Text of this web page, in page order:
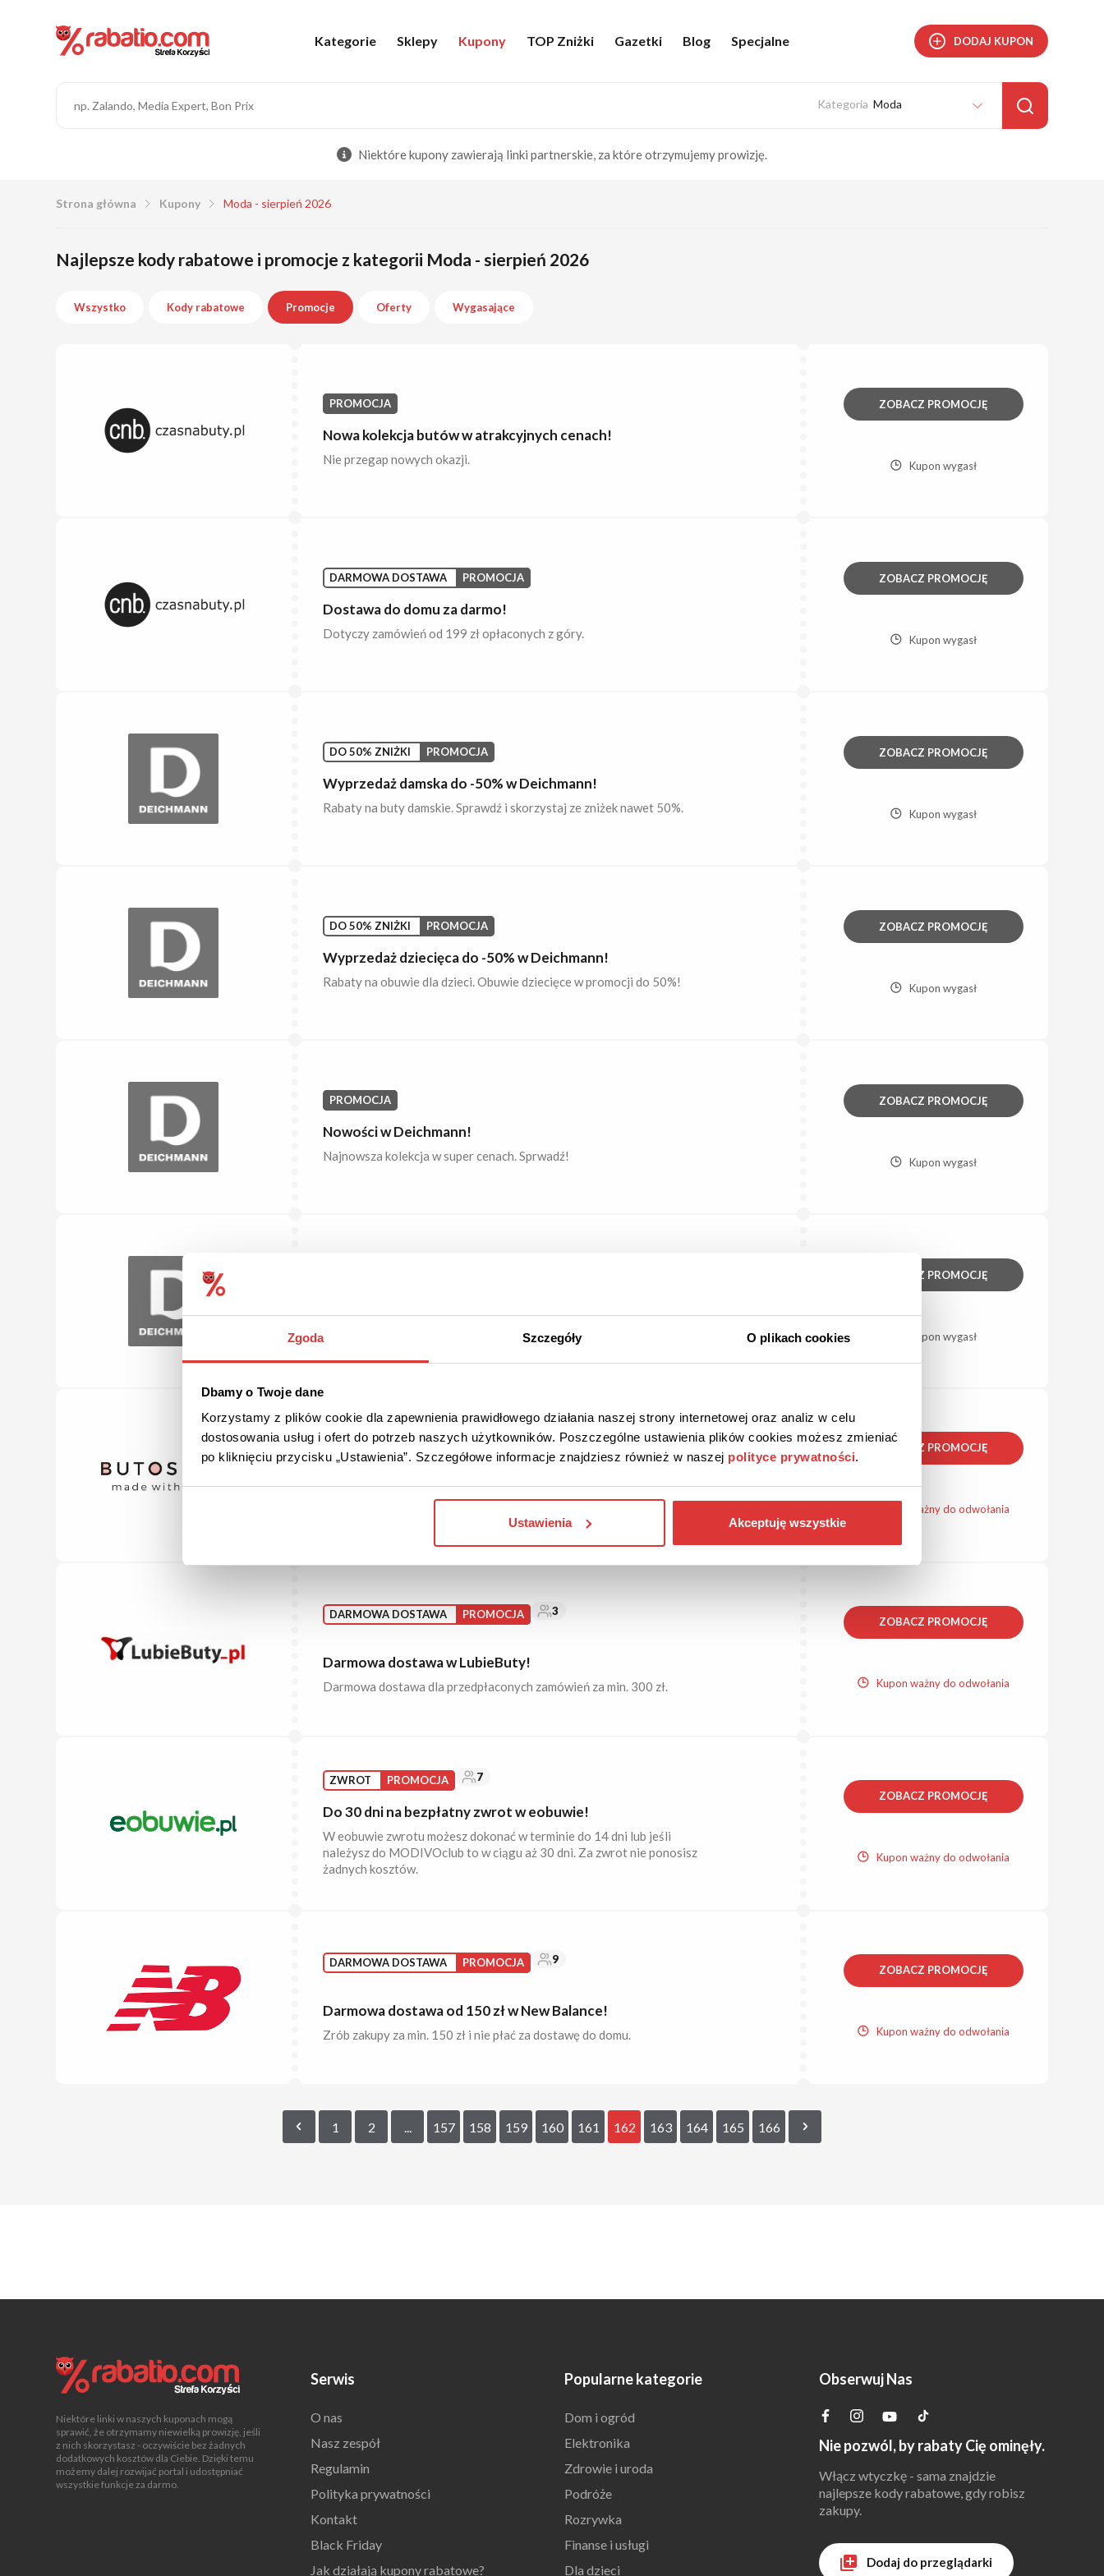
Zgoda Szczegóły O plikach cookies
Dbamy o Twoje dane
Korzystamy z plików cookie dla zapewnienia prawidłowego działania naszej strony internetowej oraz analiz w celu
dostosowania usług i ofert do potrzeb naszych użytkowników. Poszczególne ustawienia plików cookies możesz zmieniać
po kliknięciu przycisku „Ustawienia”. Szczegółowe informacje znajdziesz również w naszej polityce prywatności.
Ustawienia Akceptuję wszystkie
Kategorie Sklepy Kupony TOP Zniżki Gazetki Blog Specjalne DODAJ KUPON
Moda
Niektóre kupony zawierają linki partnerskie, za które otrzymujemy prowizję.
Strona główna Kupony Moda - sierpień 2026
Najlepsze kody rabatowe i promocje z kategorii Moda - sierpień 2026
Wszystko Kody rabatowe Promocje Oferty Wygasające
PROMOCJA
Nowa kolekcja butów w atrakcyjnych cenach!
Nie przegap nowych okazji.
ZOBACZ PROMOCJĘ
Kupon wygasł
DARMOWA DOSTAWA PROMOCJA
Dostawa do domu za darmo!
Dotyczy zamówień od 199 zł opłaconych z góry.
ZOBACZ PROMOCJĘ
Kupon wygasł
DO 50% ZNIŻKI PROMOCJA
Wyprzedaż damska do -50% w Deichmann!
Rabaty na buty damskie. Sprawdź i skorzystaj ze zniżek nawet 50%.
ZOBACZ PROMOCJĘ
Kupon wygasł
DO 50% ZNIŻKI PROMOCJA
Wyprzedaż dziecięca do -50% w Deichmann!
Rabaty na obuwie dla dzieci. Obuwie dziecięce w promocji do 50%!
ZOBACZ PROMOCJĘ
Kupon wygasł
PROMOCJA
Nowości w Deichmann!
Najnowsza kolekcja w super cenach. Sprwadź!
ZOBACZ PROMOCJĘ
Kupon wygasł
ZOBACZ PROMOCJĘ
Kupon wygasł
DARMOWA DOSTAWA PROMOCJA 3
Dostawa do domu za darmo w Butosklep!
ZOBACZ PROMOCJĘ
Kupon ważny do odwołania
DARMOWA DOSTAWA PROMOCJA 3
Darmowa dostawa w LubieButy!
Darmowa dostawa dla przedpłaconych zamówień za min. 300 zł.
ZOBACZ PROMOCJĘ
Kupon ważny do odwołania
ZWROT PROMOCJA 7
Do 30 dni na bezpłatny zwrot w eobuwie!
W eobuwie zwrotu możesz dokonać w terminie do 14 dni lub jeśli
należysz do MODIVOclub to w ciągu aż 30 dni. Za zwrot nie ponosisz
żadnych kosztów.
ZOBACZ PROMOCJĘ
Kupon ważny do odwołania
DARMOWA DOSTAWA PROMOCJA 9
Darmowa dostawa od 150 zł w New Balance!
Zrób zakupy za min. 150 zł i nie płać za dostawę do domu.
ZOBACZ PROMOCJĘ
Kupon ważny do odwołania
1 2 157 158 159 160 161 162 163 164 165 166
Niektóre linki w naszych kuponach mogą
sprawić, że otrzymamy niewielką prowizję, jeśli
z nich skorzystasz - oczywiście bez żadnych
dodatkowych kosztów dla Ciebie. Dzięki temu
możemy dalej rozwijać portal i udostępniać
wszystkie funkcje za darmo.
Serwis
O nas
Nasz zespół
Regulamin
Polityka prywatności
Kontakt
Black Friday
Jak działają kupony rabatowe?
Popularne kategorie
Dom i ogród
Elektronika
Zdrowie i uroda
Podróże
Rozrywka
Finanse i usługi
Dla dzieci
Obserwuj Nas
Nie pozwól, by rabaty Cię ominęły.
Włącz wtyczkę - sama znajdzie
najlepsze kody rabatowe, gdy robisz
zakupy.
Dodaj do przeglądarki